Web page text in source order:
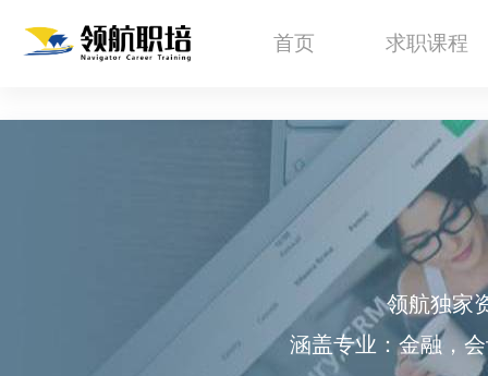
首页 求职课程
领航独家
涵盖专业：金融，